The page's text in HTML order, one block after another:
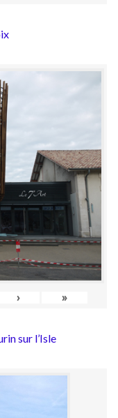
› »
sur l’Isle